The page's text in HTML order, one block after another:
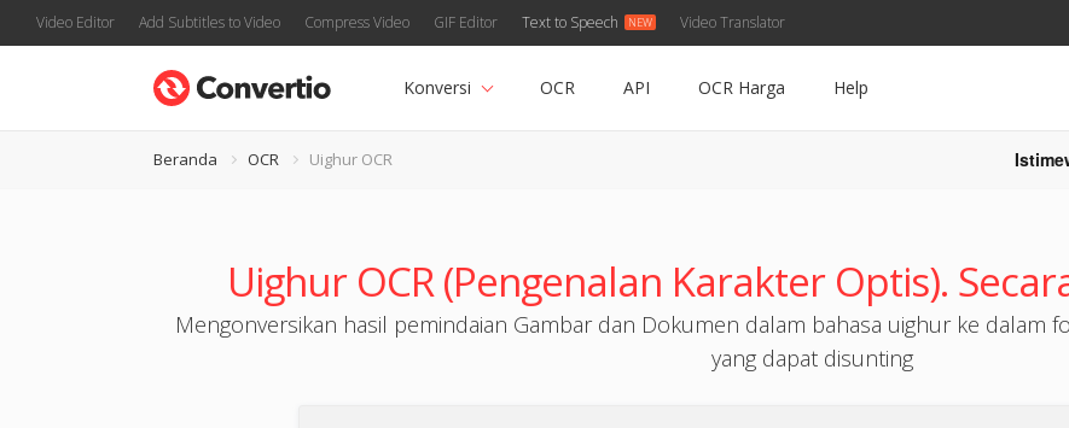
Video Editor Add Subtitles to Video Compress Video GIF Editor Text to Speech Video Translator
Konversi OCR API OCR Harga Help
Beranda OCR Uighur OCR
Uighur OCR (Pengenalan Karakter Optis).
Mengonversikan hasil pemindaian Gambar dan Dokumen dalam bahasa uighur ke dalam
yang dapat disunting